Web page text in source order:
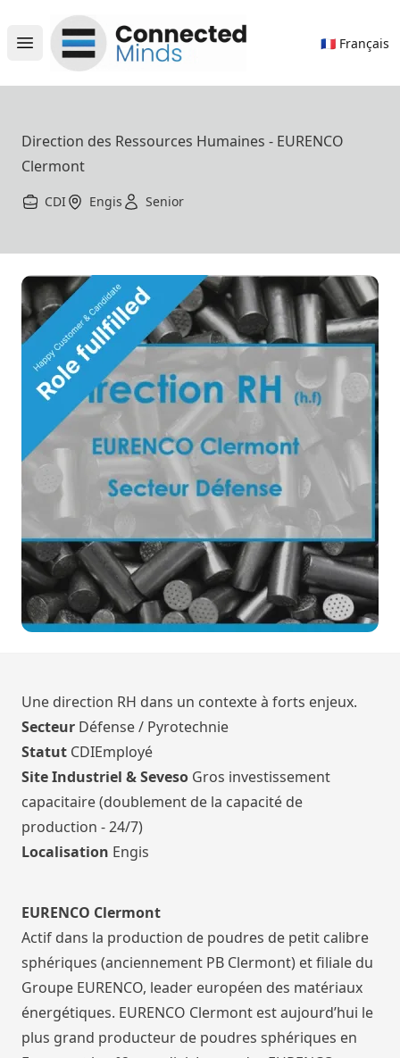
Open main menu
Connected Minds
🇫🇷 Français
Direction des Ressources Humaines - EURENCO
Clermont
CDI Engis Senior
Une direction RH dans un contexte à forts enjeux.
Secteur Défense / Pyrotechnie
Statut CDIEmployé
Site Industriel & Seveso Gros investissement
capacitaire (doublement de la capacité de
production - 24/7)
Localisation Engis
EURENCO Clermont
Actif dans la production de poudres de petit calibre
sphériques (anciennement PB Clermont) et filiale du
Groupe EURENCO, leader européen des matériaux
énergétiques. EURENCO Clermont est aujourd’hui le
plus grand producteur de poudres sphériques en